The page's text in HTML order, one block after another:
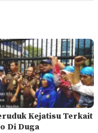
Kejatisu Terkait
Di Duga